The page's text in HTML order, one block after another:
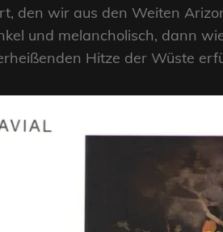
den wir aus den Weiten
und melancholisch, dann
Hitze der Wüste